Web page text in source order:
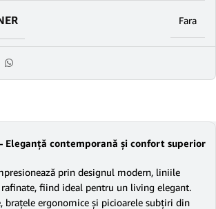
Fara
Eleganță contemporană și confort superior
prin designul modern, liniile
fiind ideal pentru un living elegant.
brațele ergonomice și picioarele subțiri din